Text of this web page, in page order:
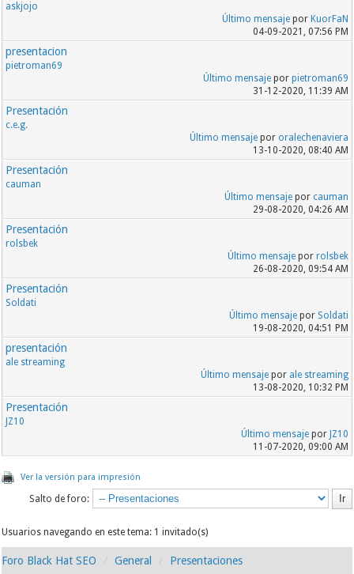
askjojo
Último mensajepor KuorFaN
04-09-2021, 07:56 PM
presentacion
pietroman69
Último mensajepor pietroman69
31-12-2020, 11:39 AM
Presentación
c.e.g.
Último mensajepor oralechenaviera
13-10-2020, 08:40 AM
Presentación
cauman
Último mensajepor cauman
29-08-2020, 04:26 AM
Presentación
rolsbek
Último mensajepor rolsbek
26-08-2020, 09:54 AM
Presentación
Soldati
Último mensajepor Soldati
19-08-2020, 04:51 PM
presentación
ale streaming
Último mensajepor ale streaming
13-08-2020, 10:32 PM
Presentación
JZ10
Último mensajepor JZ10
11-07-2020, 09:00 AM
Ver la versión para impresión
Salto de foro:
Usuarios navegando en este tema: 1 invitado(s)
Foro Black Hat SEO General Presentaciones